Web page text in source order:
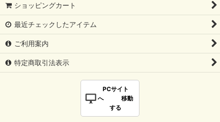
ショッピングカート
最近チェックしたアイテム
ご利用案内
特定商取引法表示
PCサイト
へ 移動
する